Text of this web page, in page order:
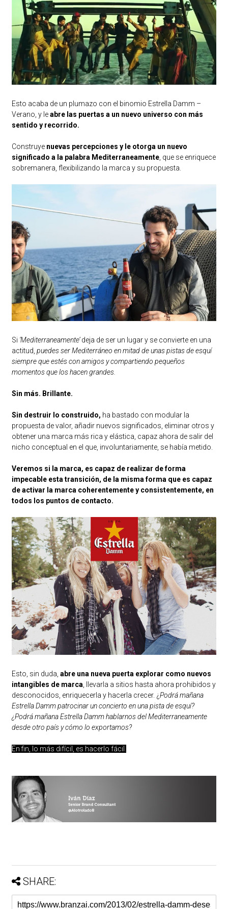
Esto acaba de un plumazo con el binomio Estrella Damm –
Verano, y leabre las puertas a un nuevo universo con más
sentido y recorrido.
Construyenuevas percepciones y le otorga un nuevo
significado a la palabra Mediterraneamente, que se enriquece
sobremanera, flexibilizando la marca y su propuesta.
Si ‘Mediterraneamente’deja de ser un lugar y se convierte en una
actitud, puedes ser Mediterráneo en mitad de unas pistas de esquí
siempre que estés con amigos y compartiendo pequeños
momentos que los hacen grandes.
Sin más. Brillante.
Sin destruir lo construido, ha bastado con modular la
propuesta de valor, añadir nuevos significados, eliminar otros y
obtener una marca más rica y elástica, capaz ahora de salir del
nicho conceptual en el que, involuntariamente, se había metido.
Veremos si la marca, es capaz de realizar de forma
impecable esta transición, de la misma forma que es capaz
de activar la marca coherentemente y consistentemente, en
todos los puntos de contacto.
Esto, sin duda, abre una nueva puerta explorar como nuevos
intangibles de marca , llevarla a sitios hasta ahora prohibidos y
desconocidos, enriquecerla y hacerla crecer. ¿Podrá mañana
Estrella Damm patrocinar un concierto en una pista de esquí?
¿Podrá mañana Estrella Damm hablarnos del Mediterraneamente
desde otro país y cómo lo exportamos?
En fin, lo más difícil, es hacerlo fácil.
SHARE: